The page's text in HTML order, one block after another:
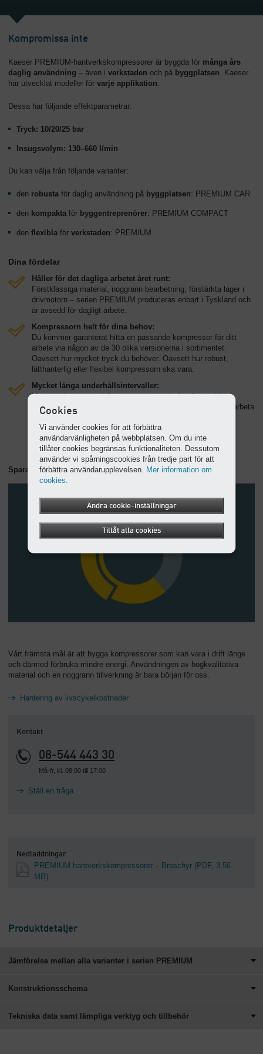
Kompromissa inte
Kaeser PREMIUM-hantverkskompressorer är byggda för många års
daglig användning – även i verkstaden och på byggplatsen. Kaeser
har utvecklat modeller för varje applikation.
Dessa har följande effektparametrar:
Tryck: 10/20/25 bar
Insugsvolym: 130–660 l/min
Du kan välja från följande varianter:
den robusta för daglig användning på byggplatsen: PREMIUM CAR
den kompakta för byggentreprenörer: PREMIUM COMPACT
den flexibla för verkstaden: PREMIUM
Dina fördelar
Håller för det dagliga arbetet året runt:
Förstklassiga material, noggrann bearbetning, förstärkta lager i
drivmotorn – serien PREMIUM produceras enbart i Tyskland och
är avsedd för dagligt arbete.
Kompressorn helt för dina behov:
Du kommer garanterat hitta en passande kompressor för ditt
arbete via någon av de 30 olika versionerna i sortimentet.
Oavsett hur mycket tryck du behöver. Oavsett hur robust,
lätthanterlig eller flexibel kompressorn ska vara.
Mycket långa underhållsintervaller:
Vi använder en speciell, temperaturbeständig olja med hög
prestanda för våra PREMIUM-kompressorer. Du kan därför arbeta
Spara energikostnader
Vårt främsta mål är att bygga kompressorer som kan vara i drift länge
och därmed förbruka mindre energi. Användningen av högkvalitativa
material och en noggrann tillverkning är bara början för oss.
Hantering av livscykelkostnader
Kontakt
08-544 443 30
Må-fr, kl. 08:00 till 17:00
Ställ en fråga
Nedladdningar
PREMIUM hantverkskompressorer – Broschyr (PDF, 3.56
MB)
Produktdetaljer
Jämförelse mellan alla varianter i serien PREMIUM
Konstruktionsschema
Tekniska data samt lämpliga verktyg och tillbehör
Cookies
Vi använder cookies för att förbättra
användarvänligheten på webbplatsen. Om du inte
tillåter cookies begränsas funktionaliteten. Dessutom
använder vi spårningscookies från tredje part för att
förbättra användarupplevelsen. Mer information om
cookies.
Ändra cookie-inställningar
Tillåt alla cookies